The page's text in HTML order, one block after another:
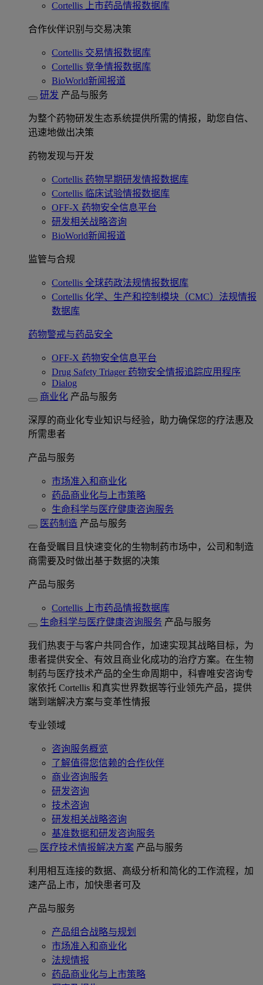
Cortellis 上市药品情报数据库
合作伙伴识别与交易决策
Cortellis 交易情报数据库
Cortellis 竞争情报数据库
BioWorld新闻报道
研发 产品与服务
为整个药物研发生态系统提供所需的情报，助您自信、
迅速地做出决策
药物发现与开发
Cortellis 药物早期研发情报数据库
Cortellis 临床试验情报数据库
OFF-X 药物安全信息平台
研发相关战略咨询
BioWorld新闻报道
监管与合规
Cortellis 全球药政法规情报数据库
Cortellis 化学、生产和控制模块（CMC）法规情报
数据库
药物警戒与药品安全
OFF-X 药物安全信息平台
Drug Safety Triager 药物安全情报追踪应用程序
Dialog
商业化 产品与服务
深厚的商业化专业知识与经验，助力确保您的疗法惠及
所需患者
产品与服务
市场准入和商业化
药品商业化与上市策略
生命科学与医疗健康咨询服务
医药制造 产品与服务
在备受瞩目且快速变化的生物制药市场中，公司和制造
商需要及时做出基于数据的决策
产品与服务
Cortellis 上市药品情报数据库
生命科学与医疗健康咨询服务 产品与服务
我们热衷于与客户共同合作，加速实现其战略目标，为
患者提供安全、有效且商业化成功的治疗方案。在生物
制药与医疗技术产品的全生命周期中，科睿唯安咨询专
家依托 Cortellis 和真实世界数据等行业领先产品，提供
端到端解决方案与变革性情报
专业领域
咨询服务概览
了解值得您信赖的合作伙伴
商业咨询服务
研发咨询
技术咨询
研发相关战略咨询
基准数据和研发咨询服务
医疗技术情报解决方案 产品与服务
利用相互连接的数据、高级分析和简化的工作流程，加
速产品上市，加快患者可及
产品与服务
产品组合战略与规划
市场准入和商业化
法规情报
药品商业化与上市策略